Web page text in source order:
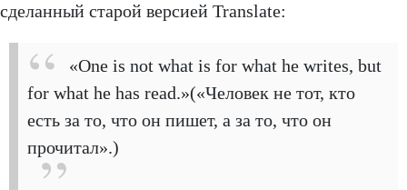
сделанный старой версией Translate:
«One is not what is for what he writes, but
for what he has read.»(«Человек не тот, кто
есть за то, что он пишет, а за то, что он
прочитал».)